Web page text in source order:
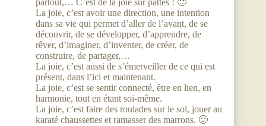
partout,… C’est de la joie sur pattes ! 🙂
La joie, c’est avoir une direction, une intention
dans sa vie qui permet d’aller de l’avant, de se
découvrir, de se développer, d’apprendre, de
rêver, d’imaginer, d’inventer, de créer, de
construire, de partager,…
La joie, c’est aussi de s’émerveiller de ce qui est
présent, dans l’ici et maintenant.
La joie, c’est se sentir connecté, être en lien, en
harmonie, tout en étant soi-même.
La joie, c’est faire des roulades sur le sol, jouer au
karaté chaussettes et ramasser des marrons. 🙂